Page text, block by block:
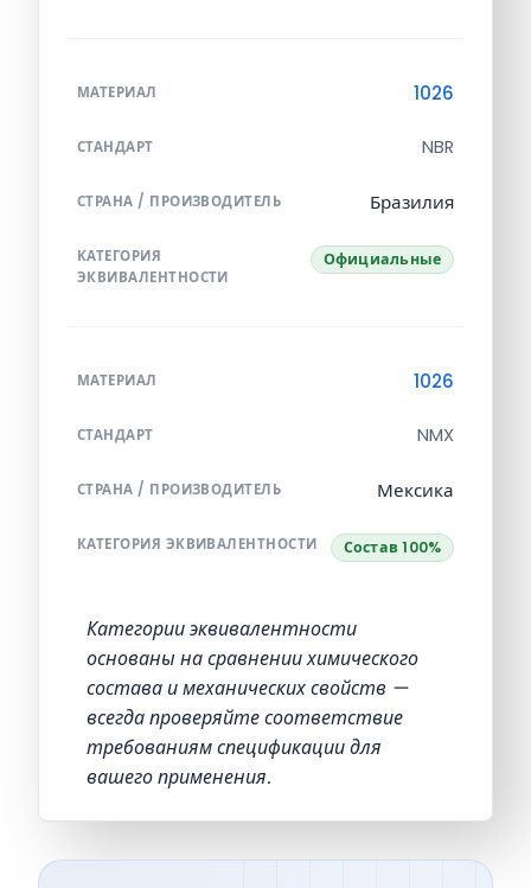
МАТЕРИАЛ 1026
СТАНДАРТ NBR
СТРАНА / ПРОИЗВОДИТЕЛЬ Бразилия
КАТЕГОРИЯ
ЭКВИВАЛЕНТНОСТИ
Официальные
МАТЕРИАЛ 1026
СТАНДАРТ NMX
СТРАНА / ПРОИЗВОДИТЕЛЬ Мексика
КАТЕГОРИЯ ЭКВИВАЛЕНТНОСТИ Состав 100%
Категории эквивалентности
основаны на сравнении химического
состава и механических свойств —
всегда проверяйте соответствие
требованиям спецификации для
вашего применения.